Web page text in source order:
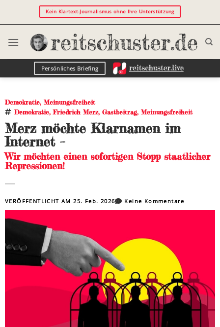
Kein Klartext-Journalismus ohne Ihre Unterstützung
Persönliches Briefing
Demokratie, Meinungsfreiheit
Demokratie,Friedrich Merz, Gastbeitrag, Meinungsfreiheit
Merz möchte Klarnamen im
Internet –
Wir möchten einen sofortigen Stopp staatlicher
Repressionen!
VERÖFFENTLICHT AM25. Feb. 2026 Keine Kommentare